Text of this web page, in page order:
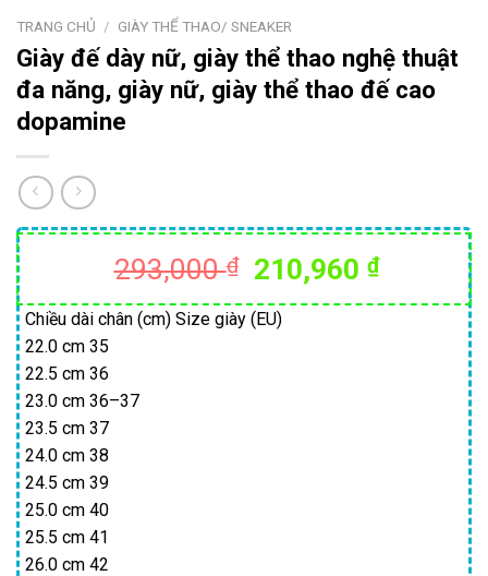
TRANG CHỦ / GIÀY THỂ THAO/ SNEAKER
Giày đế dày nữ, giày thể thao nghệ thuật
đa năng, giày nữ, giày thể thao đế cao
dopamine
293,000₫
Giá
gốc
là:
210,960₫Giá
hiện
Chiều dài chân (cm) Size giày (EU)
22.0 cm 35
22.5 cm 36
23.0 cm 36–37
23.5 cm 37
24.0 cm 38
24.5 cm 39
25.0 cm 40
25.5 cm 41
26.0 cm 42